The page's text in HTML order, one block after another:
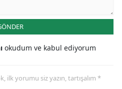
okudum ve kabul ediyorum
ilk yorumu siz yazın, tartışalım *